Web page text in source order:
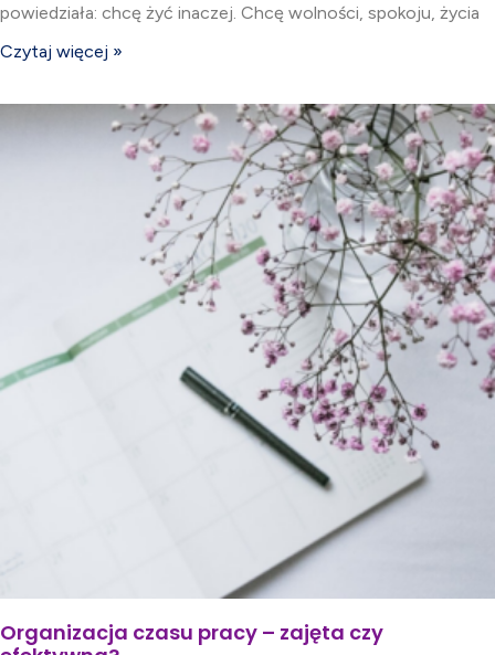
powiedziała: chcę żyć inaczej. Chcę wolności, spokoju, życia
Czytaj więcej »
Organizacja czasu pracy – zajęta czy